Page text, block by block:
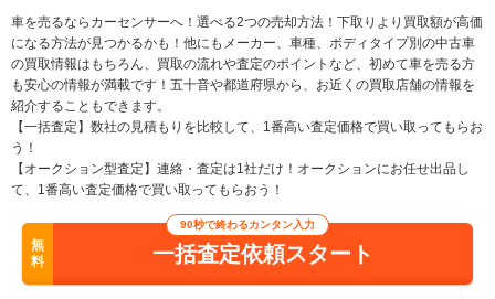
車を売るならカーセンサーへ！選べる2つの売却方法！下取りより買取額が高価
になる方法が見つかるかも！他にもメーカー、車種、ボディタイプ別の中古車
の買取情報はもちろん、買取の流れや査定のポイントなど、初めて車を売る方
も安心の情報が満載です！五十音や都道府県から、お近くの買取店舗の情報を
紹介することもできます。
【一括査定】数社の見積もりを比較して、1番高い査定価格で買い取ってもらお
う！
【オークション型査定】連絡・査定は1社だけ！オークションにお任せ出品し
て、1番高い査定価格で買い取ってもらおう！
無
料
90秒で終わるカンタン入力
一括査定依頼スタート